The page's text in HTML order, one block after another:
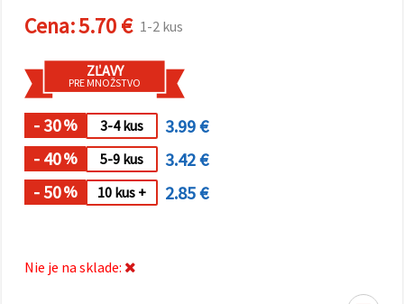
Alebo
môžete
preferencie
Nastaveniach
daného
typu
súborov
cookie a
kliknutím
na tlačidlo
"Uložiť"
všetko
Cena:5.70 € 1-2 kus
ZĽAVY
PRE MNOŽSTVO
- 30% 3-4 kus
3.99 €
- 40% 5-9 kus
3.42 €
- 50% 10 kus + 2.85 €
Nie je na sklade: